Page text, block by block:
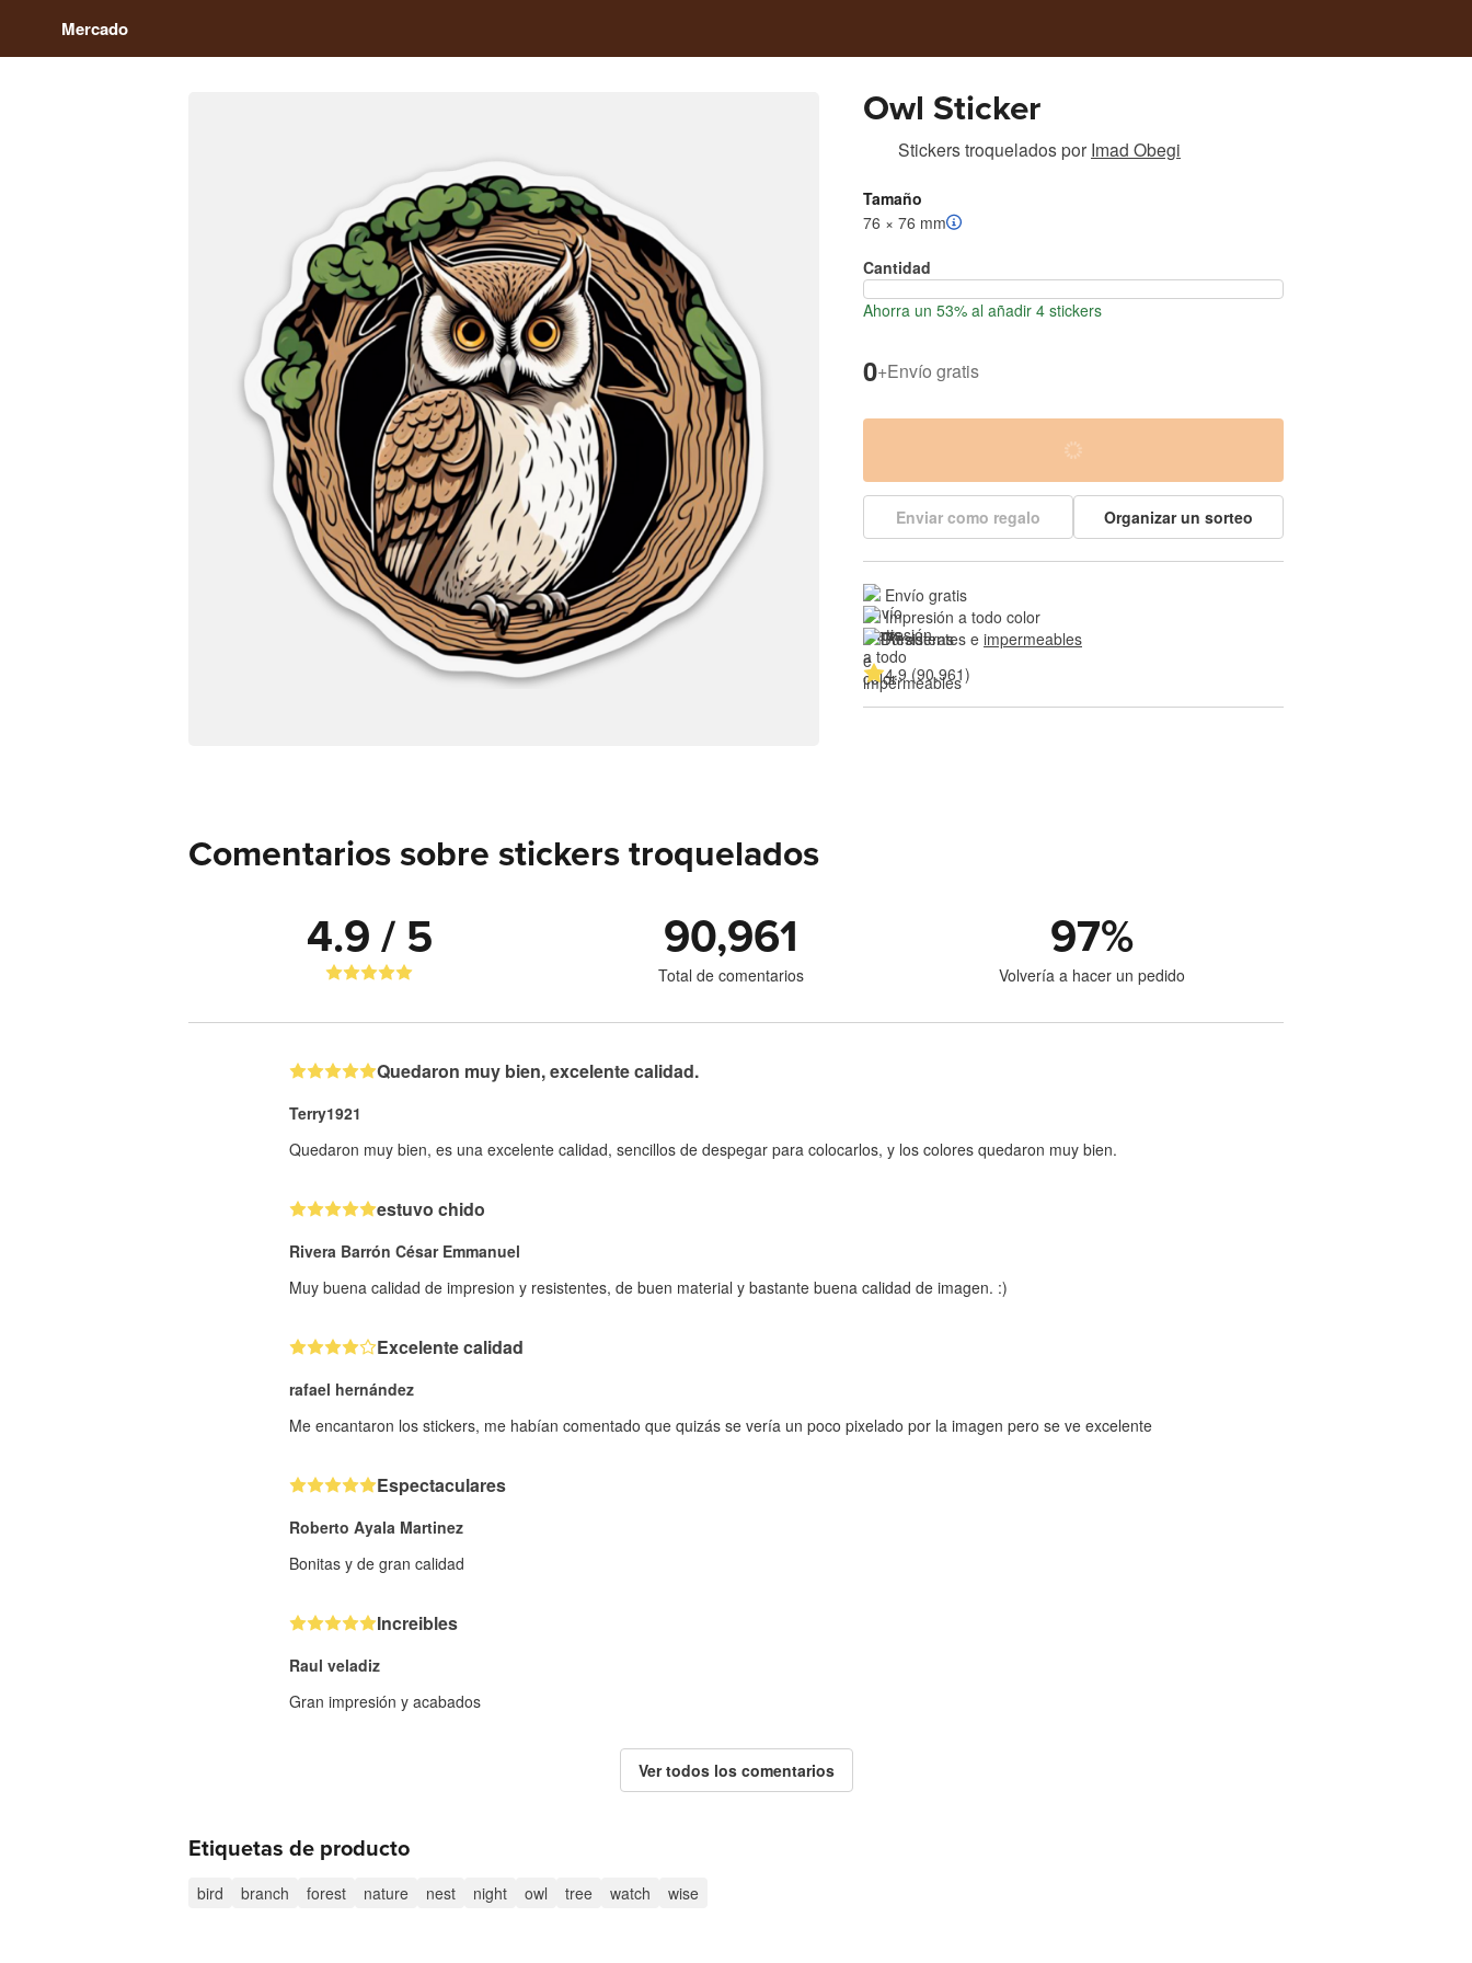
Mercado
Owl Sticker
Stickers troqueladospor Imad Obegi
Tamaño
76 × 76 mm
Cantidad
Ahorra un 53% al añadir 4 stickers
0+Envío gratis
Enviar como regalo Organizar un sorteo
Envío gratis
Impresión a todo color
Resistentes e impermeables
4.9 (90,961)
Comentarios sobre stickers troquelados
4.9 / 5 90,961
Total de comentarios
97%
Volvería a hacer un pedido
Quedaron muy bien, excelente calidad.
Terry1921
Quedaron muy bien, es una excelente calidad, sencillos de despegar para colocarlos, y los colores quedaron muy bien.
estuvo chido
Rivera Barrón César Emmanuel
Muy buena calidad de impresion y resistentes, de buen material y bastante buena calidad de imagen. :)
Excelente calidad
rafael hernández
Me encantaron los stickers, me habían comentado que quizás se vería un poco pixelado por la imagen pero se ve excelente
Espectaculares
Roberto Ayala Martinez
Bonitas y de gran calidad
Increibles
Raul veladiz
Gran impresión y acabados
Ver todos los comentarios
Etiquetas de producto
bird branch forest nature nest night owl tree watch wise